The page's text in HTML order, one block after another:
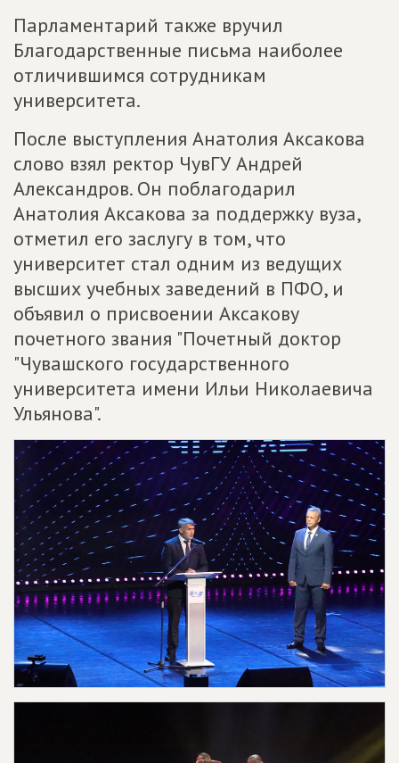
Парламентарий также вручил
Благодарственные письма наиболее
отличившимся сотрудникам
университета.
После выступления Анатолия Аксакова
слово взял ректор ЧувГУ Андрей
Александров. Он поблагодарил
Анатолия Аксакова за поддержку вуза,
отметил его заслугу в том, что
университет стал одним из ведущих
высших учебных заведений в ПФО, и
объявил о присвоении Аксакову
почетного звания "Почетный доктор
"Чувашского государственного
университета имени Ильи Николаевича
Ульянова".